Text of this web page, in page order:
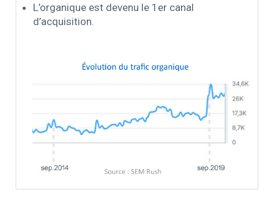
L’organique est devenu le 1er canal
d’acquisition.